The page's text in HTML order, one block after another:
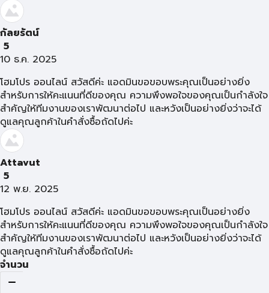
กัลยรัตน์
5
10 ธ.ค. 2025
โฮมโปร ออนไลน์ สวัสดีค่ะ แอดมินขอขอบพระคุณเป็นอย่างยิ่ง
สำหรับการให้คะแนนที่ดีของคุณ ความพึงพอใจของคุณเป็นกำลังใจ
สำคัญให้ทีมงานของเราพัฒนาต่อไป และหวังเป็นอย่างยิ่งว่าจะได้
ดูแลคุณลูกค้าในคำสั่งซื้อถัดไปค่ะ
Attavut
5
12 พ.ย. 2025
โฮมโปร ออนไลน์ สวัสดีค่ะ แอดมินขอขอบพระคุณเป็นอย่างยิ่ง
สำหรับการให้คะแนนที่ดีของคุณ ความพึงพอใจของคุณเป็นกำลังใจ
สำคัญให้ทีมงานของเราพัฒนาต่อไป และหวังเป็นอย่างยิ่งว่าจะได้
ดูแลคุณลูกค้าในคำสั่งซื้อถัดไปค่ะ
จำนวน